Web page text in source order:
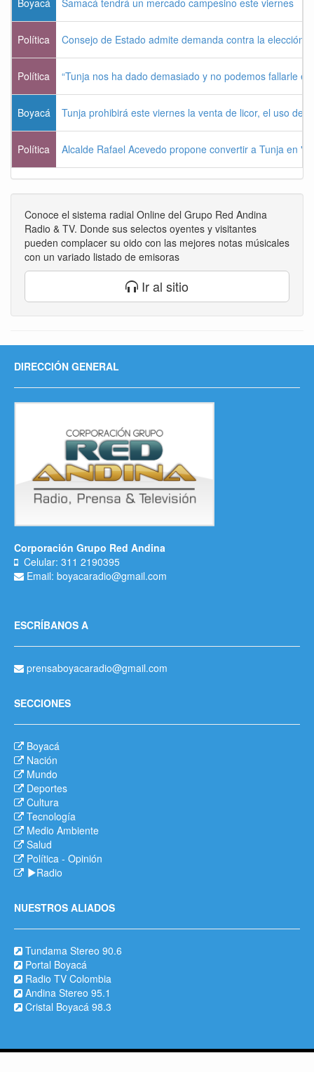
Política Consejo de Estado admite demanda contra la elección
Política “Tunja nos ha dado demasiado y no podemos fallarle
Boyacá Tunja prohibirá este viernes la venta de licor, el uso de
Política Alcalde Rafael Acevedo propone convertir a Tunja en
Conoce el sistema radial Online del Grupo Red Andina
Radio & TV. Donde sus selectos oyentes y visitantes
pueden complacer su oido con las mejores notas músicales
con un variado listado de emisoras
Ir al sitio
DIRECCIÓN GENERAL
Corporación Grupo Red Andina
Celular: 311 2190395
Email: boyacaradio@gmail.com
ESCRÍBANOS A
prensaboyacaradio@gmail.com
SECCIONES
Boyacá
Nación
Mundo
Deportes
Cultura
Tecnología
Medio Ambiente
Salud
Política - Opinión
Radio
NUESTROS ALIADOS
Tundama Stereo 90.6
Portal Boyacá
Radio TV Colombia
Andina Stereo 95.1
Cristal Boyacá 98.3